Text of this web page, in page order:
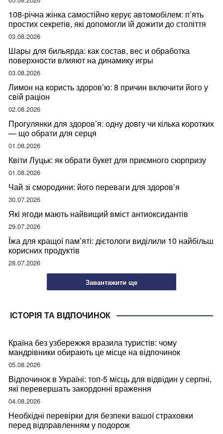
108-річна жінка самостійно керує автомобілем: п’ять
простих секретів, які допомогли їй дожити до століття
03.08.2026
Шары для бильярда: как состав, вес и обработка
поверхности влияют на динамику игры
03.08.2026
Лимон на користь здоров’ю: 8 причин включити його у
свій раціон
02.08.2026
Прогулянки для здоров’я: одну довгу чи кілька коротких
— що обрати для серця
01.08.2026
Квіти Луцьк: як обрати букет для приємного сюрпризу
01.08.2026
Чай зі смородини: його переваги для здоров’я
30.07.2026
Які ягоди мають найвищий вміст антиоксидантів
29.07.2026
Їжа для кращої пам’яті: дієтологи виділили 10 найбільш
корисних продуктів
28.07.2026
Завантажити ще
ІСТОРІЯ ТА ВІДПОЧИНОК
Країна без узбережжя вразила туристів: чому
мандрівники обирають це місце на відпочинок
05.08.2026
Відпочинок в Україні: топ-5 місць для відвідин у серпні,
які перевершать закордонні враження
04.08.2026
Необхідні перевірки для безпеки вашої страховки
перед відправленням у подорож